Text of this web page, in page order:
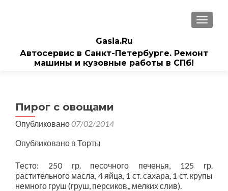
Gasia.Ru
Автосервис в Санкт-Петербурге. Ремонт
машины и кузовные работы в СПб!
Пирог с овощами
Опубликовано07/02/2014
Опубликовано в Торты
Тесто: 250 гр. песочного печенья, 125 гр.
растительного масла, 4 яйца, 1 ст. сахара, 1 ст. крупы
немного груш (груш, персиков,, мелких слив).